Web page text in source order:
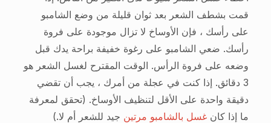
قمت بشطف الشعر بعد ثوان قليلة من وضع الشامبو
على رأسك ، فإن الأوساخ لا تزال موجودة على فروة
رأسك. ضعي الشامبو على رغوة خفيفة براحة يدك قبل
وضعه على فروة الرأس. الوقت المقترح لغسل الشعر هو
3 دقائق. إذا كنت في عجلة من أمرك ، يجب أن تقضي
دقيقة واحدة على الأقل لتنظيف الأوساخ. (تحقق لمعرفة
ما إذا كان غسل بالشامبو مرتين جيد للشعر أم لا.)